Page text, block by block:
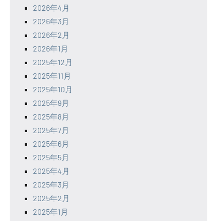
2026年4月
2026年3月
2026年2月
2026年1月
2025年12月
2025年11月
2025年10月
2025年9月
2025年8月
2025年7月
2025年6月
2025年5月
2025年4月
2025年3月
2025年2月
2025年1月